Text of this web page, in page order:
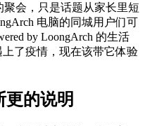
会，只是话题从家长里短
电脑的同城用户们可
by LoongArch 的生活
了疫情，现在该带它体验
更的说明